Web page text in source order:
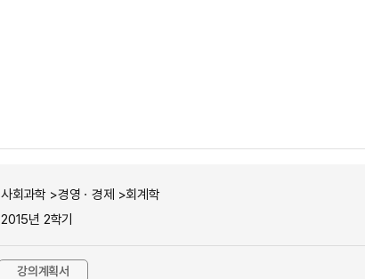
사회과학 >경영ㆍ경제 >회계학
2015년 2학기
강의계획서